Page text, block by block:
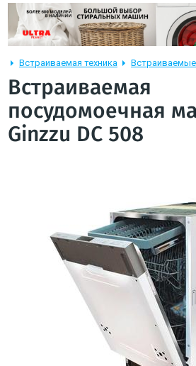
Встраиваемая техника
Встраиваемая
посудомоечная
Ginzzu DC 508